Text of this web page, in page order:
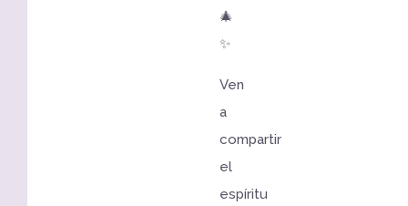
🎄
✨
Ven
a
compartir
el
espíritu